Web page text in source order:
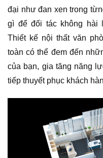
đại như đan xen trong
gì để đối tác không hài
Thiết kế nội thất văn
toàn có thể đem đến
của bạn, gia tăng năng
tiếp thuyết phục khách